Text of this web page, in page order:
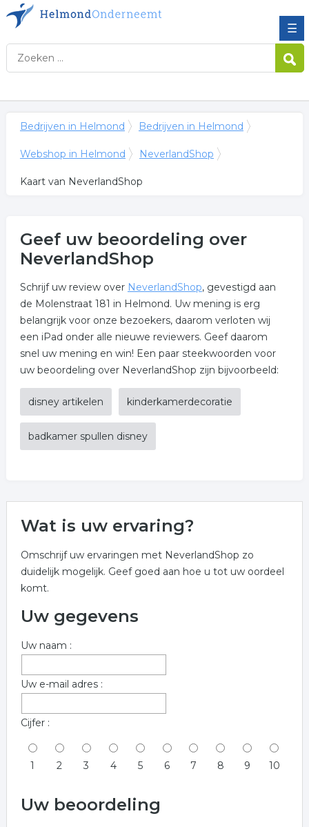
☰
Bedrijven in Helmond Bedrijven in Helmond
Webshop in Helmond NeverlandShop
Kaart van NeverlandShop
Geef uw beoordeling over
NeverlandShop
Schrijf uw review over NeverlandShop, gevestigd aan
de Molenstraat 181 in Helmond. Uw mening is erg
belangrijk voor onze bezoekers, daarom verloten wij
een iPad onder alle nieuwe reviewers. Geef daarom
snel uw mening en win! Een paar steekwoorden voor
uw beoordeling over NeverlandShop zijn bijvoorbeeld:
disney artikelen kinderkamerdecoratie
badkamer spullen disney
Wat is uw ervaring?
Omschrijf uw ervaringen met NeverlandShop zo
duidelijk mogelijk. Geef goed aan hoe u tot uw oordeel
komt.
Uw gegevens
Uw naam :
Uw e-mail adres :
Cijfer :
1 2 3 4 5 6 7 8 9 10
Uw beoordeling